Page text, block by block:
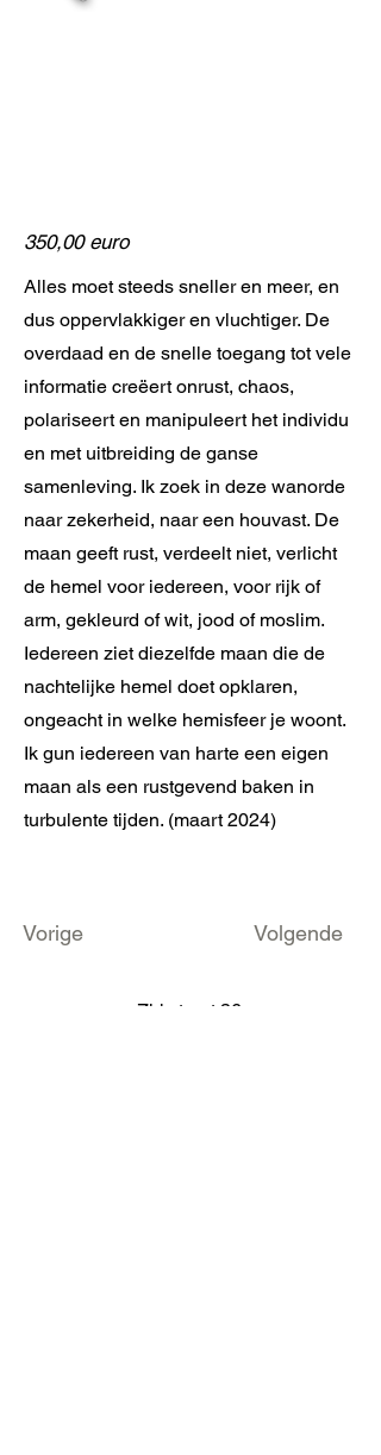
350,00 euro
Alles moet steeds sneller en meer, en
dus oppervlakkiger en vluchtiger. De
overdaad en de snelle toegang tot vele
informatie creëert onrust, chaos,
polariseert en manipuleert het individu
en met uitbreiding de ganse
samenleving. Ik zoek in deze wanorde
naar zekerheid, naar een houvast. De
maan geeft rust, verdeelt niet, verlicht
de hemel voor iedereen, voor rijk of
arm, gekleurd of wit, jood of moslim.
Iedereen ziet diezelfde maan die de
nachtelijke hemel doet opklaren,
ongeacht in welke hemisfeer je woont.
Ik gun iedereen van harte een eigen
maan als een rustgevend baken in
turbulente tijden. (maart 2024)
Vorige Volgende
Zirkstraat 36